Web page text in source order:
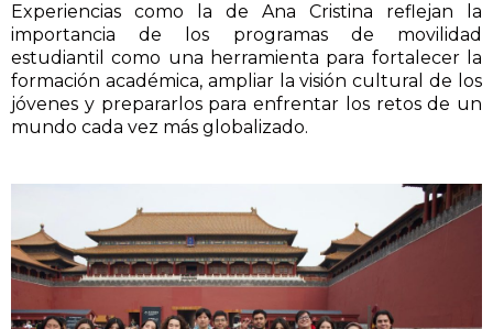
Experiencias como la de Ana Cristina reflejan la
importancia de los programas de movilidad
estudiantil como una herramienta para fortalecer la
formación académica, ampliar la visión cultural de los
jóvenes y prepararlos para enfrentar los retos de un
mundo cada vez más globalizado.